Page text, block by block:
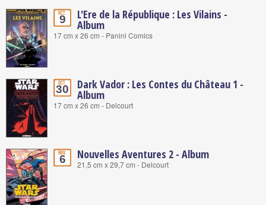
Oct.
9 L'Ere de la République : Les Vilains -
Album
17 cm x 26 cm - Panini Comics
Oct.
30 Dark Vador : Les Contes du Château 1 -
Album
17 cm x 26 cm - Delcourt
Nov.
6 Nouvelles Aventures 2 - Album
21,5 cm x 29,7 cm - Delcourt